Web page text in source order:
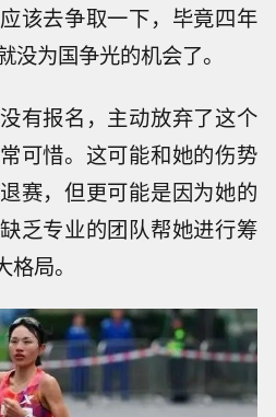
该去争取一下，毕竟四年
为国争光的机会了。
有报名，主动放弃了这个
可惜。这可能和她的伤势
赛，但更可能是因为她的
乏专业的团队帮她进行筹
局。